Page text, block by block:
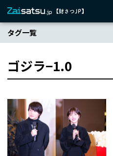
タグ一覧
ゴジラ−1.0